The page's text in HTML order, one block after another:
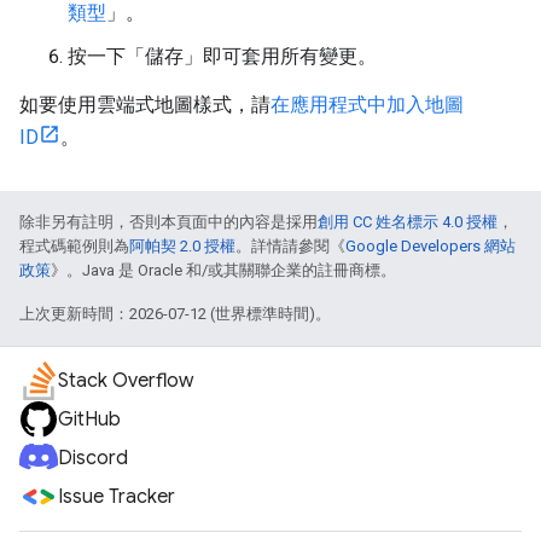
類型 」。
按一下「儲存」 即可套用所有變更。
如要使用雲端式地圖樣式，請在應用程式中加入地圖
ID
。
除非另有註明，否則本頁面中的內容是採用創用 CC 姓名標示 4.0 授權 ，
程式碼範例則為阿帕契 2.0 授權。詳情請參閱《Google Developers 網站
政策》。Java 是 Oracle 和/或其關聯企業的註冊商標。
上次更新時間：2026-07-12 (世界標準時間)。
Stack Overflow
GitHub
Discord
Issue Tracker